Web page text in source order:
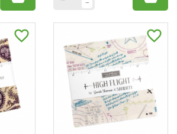
favorite_border favorite_border